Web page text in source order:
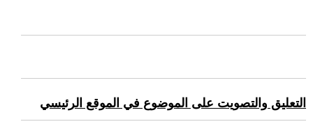
التعليق والتصويت على الموضوع في الموقع الرئيسي